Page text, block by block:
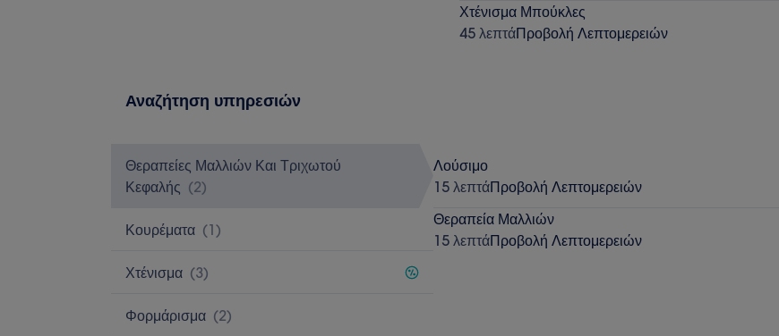
Χτένισμα Μπούκλες
45 λεπτάΠροβολή Λεπτομερειών
Αναζήτηση υπηρεσιών
Θεραπείες Μαλλιών Και Τριχωτού
Κεφαλής (2)
Κουρέματα (1)
Χτένισμα (3)
Φορμάρισμα (2)
Λούσιμο
15 λεπτάΠροβολή Λεπτομερειών
Θεραπεία Μαλλιών
15 λεπτάΠροβολή Λεπτομερειών